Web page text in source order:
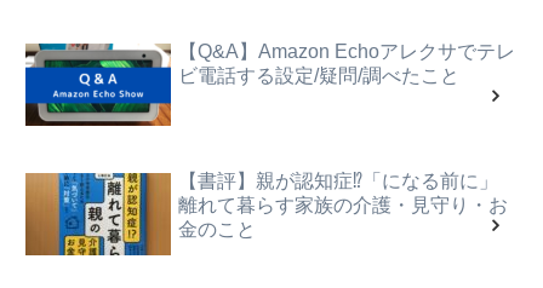
【Q&A】Amazon Echoアレクサでテレ
ビ電話する設定/疑問/調べたこと
【書評】親が認知症⁉「になる前に」
離れて暮らす家族の介護・見守り・お
金のこと